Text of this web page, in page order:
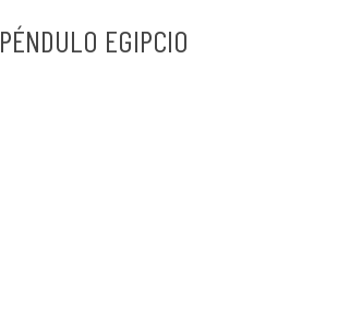
PÉNDULO EGIPCIO